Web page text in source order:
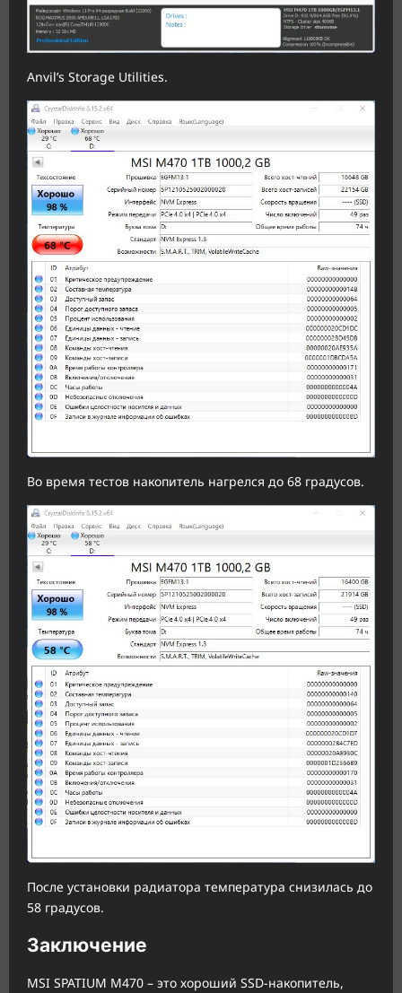
Anvil’s Storage Utilities.
Во время тестов накопитель нагрелся до 68 градусов.
После установки радиатора температура снизилась до
58 градусов.
Заключение
MSI SPATIUM M470 – это хороший SSD-накопитель,